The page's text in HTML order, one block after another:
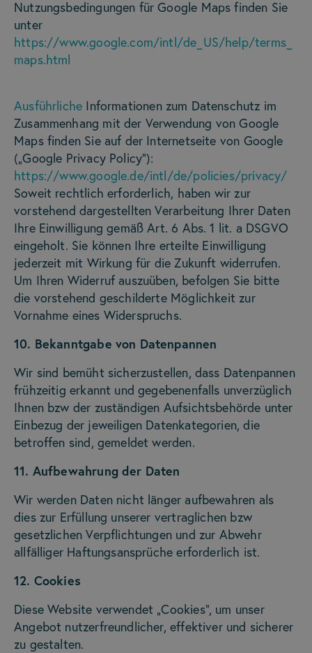
Nutzungsbedingungen für Google Maps finden Sie
unter
https://www.google.com/intl/de_US/help/terms_
maps.html
Ausführliche Informationen zum Datenschutz im
Zusammenhang mit der Verwendung von Google
Maps finden Sie auf der Internetseite von Google
(„Google Privacy Policy“):
https://www.google.de/intl/de/policies/privacy/
Soweit rechtlich erforderlich, haben wir zur
vorstehend dargestellten Verarbeitung Ihrer Daten
Ihre Einwilligung gemäß Art. 6 Abs. 1 lit. a DSGVO
eingeholt. Sie können Ihre erteilte Einwilligung
jederzeit mit Wirkung für die Zukunft widerrufen.
Um Ihren Widerruf auszuüben, befolgen Sie bitte
die vorstehend geschilderte Möglichkeit zur
Vornahme eines Widerspruchs.
10. Bekanntgabe von Datenpannen
Wir sind bemüht sicherzustellen, dass Datenpannen
frühzeitig erkannt und gegebenenfalls unverzüglich
Ihnen bzw der zuständigen Aufsichtsbehörde unter
Einbezug der jeweiligen Datenkategorien, die
betroffen sind, gemeldet werden.
11. Aufbewahrung der Daten
Wir werden Daten nicht länger aufbewahren als
dies zur Erfüllung unserer vertraglichen bzw
gesetzlichen Verpflichtungen und zur Abwehr
allfälliger Haftungsansprüche erforderlich ist.
12. Cookies
Diese Website verwendet „Cookies“, um unser
Angebot nutzerfreundlicher, effektiver und sicherer
zu gestalten.